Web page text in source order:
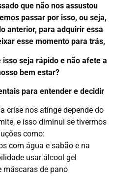
que não nos assustou
passar por isso, ou seja,
anterior, para adquirir essa
esse momento para trás,
seja rápido e não afete a
bem estar?
para entender e decidir
crise nos atinge depende do
e isso diminui se tivermos
como:
com água e sabão e na
usar álcool gel
máscaras de pano